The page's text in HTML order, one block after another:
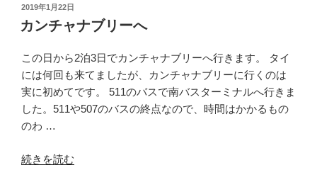
ロ
ン
ホ
テ
ル”
の
か
け
橋
そ
ば
の
フ
ー
投
稿
日:
2019年1月22日
カンチャナブリーへ
この日から2泊3日でカンチャナブリーへ行きます。 タイ
には何回も来てましたが、カンチャナブリーに行くのは
実に初めてです。 511のバスで南バスターミナルへ行きま
した。511や507のバスの終点なので、時間はかかるもの
のわ …
“カ
続きを読む